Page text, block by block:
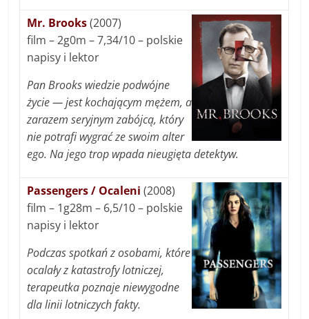
Mr. Brooks(2007)
film – 2g0m – 7,34/10 – polskie
napisy i lektor
Pan Brooks wiedzie podwójne
życie — jest kochającym mężem, a
zarazem seryjnym zabójcą, który
nie potrafi wygrać ze swoim alter
ego. Na jego trop wpada nieugięta detektyw.
Passengers / Ocaleni (2008)
film – 1g28m – 6,5/10 – polskie
napisy i lektor
Podczas spotkań z osobami, które
ocalały z katastrofy lotniczej,
terapeutka poznaje niewygodne
dla linii lotniczych fakty.